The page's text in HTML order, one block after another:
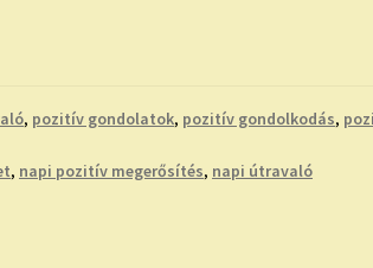
, pozitív gondolatok, pozitív gondolkodás,
, napi pozitív megerősítés, napi útravaló